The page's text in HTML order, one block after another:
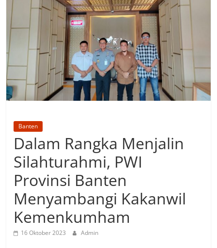
Banten
Dalam Rangka Menjalin
Silahturahmi, PWI
Provinsi Banten
Menyambangi Kakanwil
Kemenkumham
16 Oktober 2023 Admin